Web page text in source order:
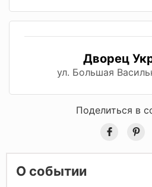
Дворец
ул. Большая
Поделиться в
О событии